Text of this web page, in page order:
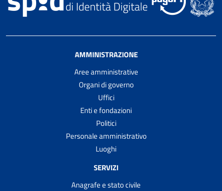
AMMINISTRAZIONE
Aree amministrative
Organi di governo
Uffici
Enti e fondazioni
Politici
Personale amministrativo
Luoghi
SERVIZI
Anagrafe e stato civile